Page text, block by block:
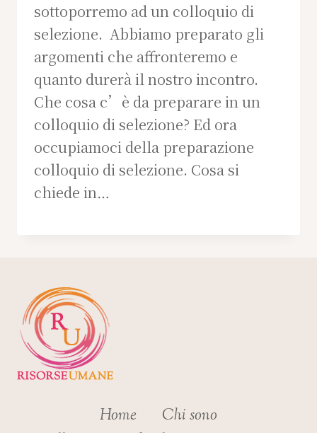
sottoporremo ad un colloquio di
selezione. Abbiamo preparato gli
argomenti che affronteremo e
quanto durerà il nostro incontro.
Che cosa c’è da preparare in un
colloquio di selezione? Ed ora
occupiamoci della preparazione
colloquio di selezione. Cosa si
chiede in…
Home
Chi sono